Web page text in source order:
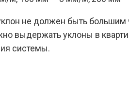
не должен быть большим
выдержать уклоны в
системы.